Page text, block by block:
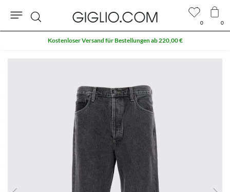
0 0
Suche
Kostenloser Versand für Bestellungen ab 220,00 €